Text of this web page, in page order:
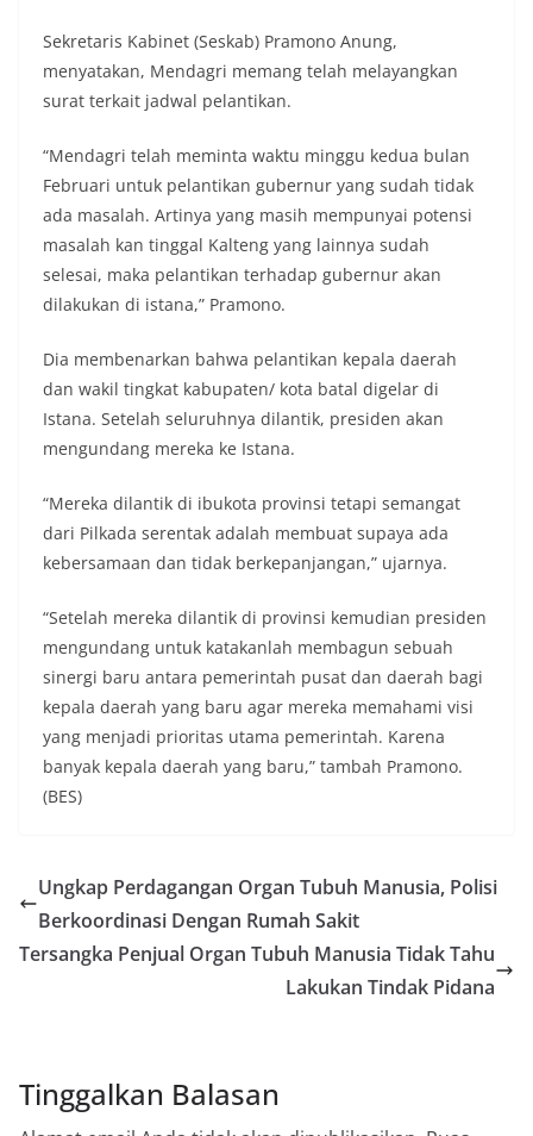
Sekretaris Kabinet (Seskab) Pramono Anung,
menyatakan, Mendagri memang telah melayangkan
surat terkait jadwal pelantikan.
“Mendagri telah meminta waktu minggu kedua bulan
Februari untuk pelantikan gubernur yang sudah tidak
ada masalah. Artinya yang masih mempunyai potensi
masalah kan tinggal Kalteng yang lainnya sudah
selesai, maka pelantikan terhadap gubernur akan
dilakukan di istana,” Pramono.
Dia membenarkan bahwa pelantikan kepala daerah
dan wakil tingkat kabupaten/ kota batal digelar di
Istana. Setelah seluruhnya dilantik, presiden akan
mengundang mereka ke Istana.
“Mereka dilantik di ibukota provinsi tetapi semangat
dari Pilkada serentak adalah membuat supaya ada
kebersamaan dan tidak berkepanjangan,” ujarnya.
“Setelah mereka dilantik di provinsi kemudian presiden
mengundang untuk katakanlah membagun sebuah
sinergi baru antara pemerintah pusat dan daerah bagi
kepala daerah yang baru agar mereka memahami visi
yang menjadi prioritas utama pemerintah. Karena
banyak kepala daerah yang baru,” tambah Pramono.
(BES)
Ungkap Perdagangan Organ Tubuh Manusia, Polisi
Berkoordinasi Dengan Rumah Sakit
Tersangka Penjual Organ Tubuh Manusia Tidak Tahu
Lakukan Tindak Pidana
Tinggalkan Balasan